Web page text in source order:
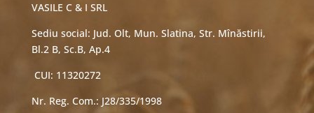
VASILE C & I SRL
Sediu social: Jud. Olt, Mun. Slatina, Str. Mînăstirii,
Bl.2 B, Sc.B, Ap.4
CUI: 11320272
Nr. Reg. Com.: J28/335/1998